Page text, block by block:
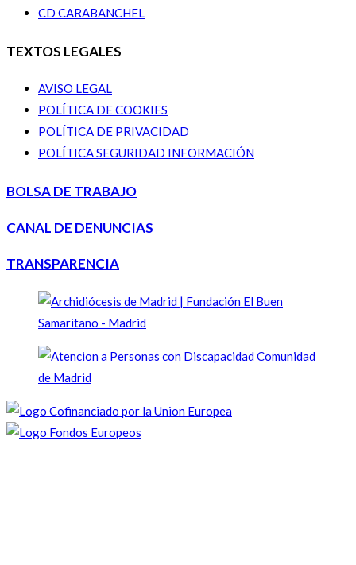
CD CARABANCHEL
TEXTOS LEGALES
AVISO LEGAL
POLÍTICA DE COOKIES
POLÍTICA DE PRIVACIDAD
POLÍTICA SEGURIDAD INFORMACIÓN
BOLSA DE TRABAJO
CANAL DE DENUNCIAS
TRANSPARENCIA